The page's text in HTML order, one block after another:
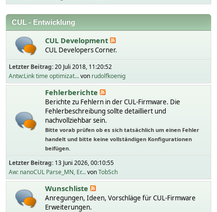
CUL - Entwicklung
CUL Development
CUL Developers Corner.
Letzter Beitrag:20 Juli 2018, 11:20:52
Antw:Link time optimizat...von rudolfkoenig
Fehlerberichte
Berichte zu Fehlern in der CUL-Firmware. Die
Fehlerbeschreibung sollte detailliert und
nachvollziehbar sein.
Bitte vorab prüfen ob es sich tatsächlich um einen Fehler
handelt und bitte keine vollständigen Konfigurationen
beifügen.
Letzter Beitrag: 13 Juni 2026, 00:10:55
Aw: nanoCUL Parse_MN, Er...vonTobSch
Wunschliste
Anregungen, Ideen, Vorschläge für CUL-Firmware
Erweiterungen.